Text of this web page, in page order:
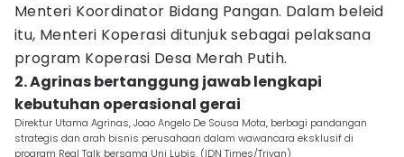
Menteri Koordinator Bidang Pangan. Dalam beleid
itu, Menteri Koperasi ditunjuk sebagai pelaksana
program Koperasi Desa Merah Putih.
2. Agrinas bertanggung jawab lengkapi
kebutuhan operasional gerai
Direktur Utama Agrinas, Joao Angelo De Sousa Mota, berbagi pandangan
strategis dan arah bisnis perusahaan dalam wawancara eksklusif di
program Real Talk bersama Uni Lubis. (IDN Times/Triyan)